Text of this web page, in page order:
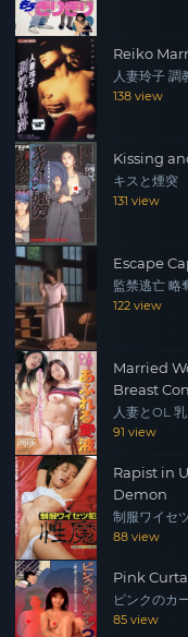
Reiko
人妻玲子 調
138 view
Kissing
キスと煙突
131 view
Escape
監禁逃亡 略
122 view
Married
Breast
人妻とOL
91 view
Rapist in
Demon
制服ワイセ
88 view
Pink
ピンクのカ
85 view